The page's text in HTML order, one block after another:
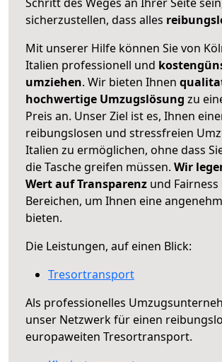
sicherzustellen, dass alles
Mit unserer Hilfe können Sie von
Italien professionell und
umziehen. Wir bieten Ihnen
hochwertige Umzugslösung zu
Preis an. Unser Ziel ist es, Ihnen
reibungslosen und stressfreien
Italien zu ermöglichen, ohne dass
die Tasche greifen müssen. Wir
Wert auf Transparenz und Fairness
Bereichen, um Ihnen eine
bieten.
Die Leistungen, auf einen Blick:
Tresortransport
Als professionelles
unser Netzwerk für einen
europaweiten Tresortransport.